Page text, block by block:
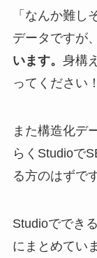
「なんか難し
データですが、
います。 身構
ってください！
また構造化デ
らくStudioで
る方のはずです
Studioででき
にまとめてい